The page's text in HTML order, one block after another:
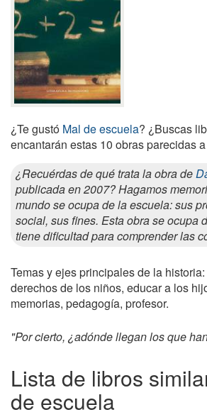
¿Te gustó Mal de escuela? ¿Buscas
encantarán estas 10 obras parecidas
¿Recuérdas de qué trata la obra de
publicada en 2007? Hagamos
mundo se ocupa de la escuela: sus
social, sus fines. Esta obra se ocupa
tiene dificultad para comprender las
Temas y ejes principales de la
derechos de los niños, educar a los
memorias, pedagogía, profesor.
"Por cierto, ¿adónde llegan los que
Lista de libros
de escuela